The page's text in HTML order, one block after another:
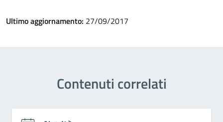
Ultimo aggiornamento: 27/09/2017
Contenuti correlati